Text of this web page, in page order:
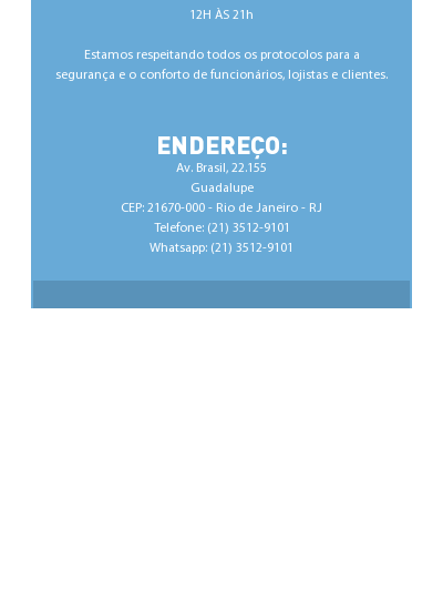
12H ÀS 21h
Estamos respeitando todos os protocolos para a
segurança e o conforto de ​funcionários, lojistas e clientes.
ENDEREÇO:
Av. Brasil, 22.155
Guadalupe
CEP: 21670-000 - Rio de Janeiro - RJ
Telefone: (21) 3512-9101
Whatsapp: (21) 3512-9101
NEWSLETTER: